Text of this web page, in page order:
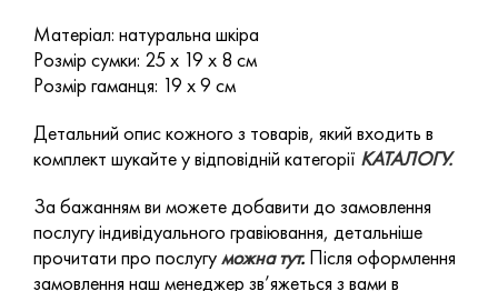
Матеріал: натуральна шкіра
Розмір сумки: 25 х 19 х 8 см
Розмір гаманця: 19 х 9 см
Детальний опис кожного з товарів, який входить в
комплект шукайте у відповідній категорії КАТАЛОГУ.
За бажанням ви можете добавити до замовлення
послугу індивідуального гравіювання, детальніше
прочитати про послугуможна тут. Після оформлення
замовлення наш менеджер зв’яжеться з вами в